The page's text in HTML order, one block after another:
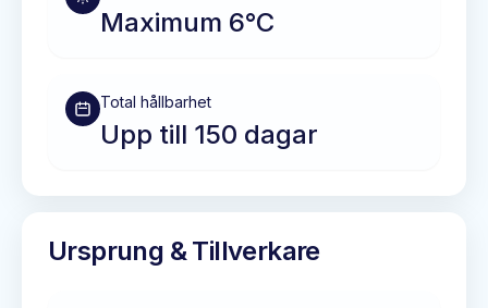
Maximum 6°C
Total hållbarhet
Upp till 150 dagar
Ursprung & Tillverkare